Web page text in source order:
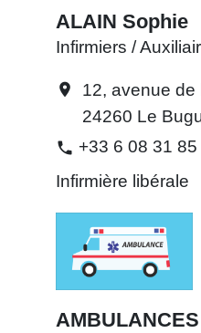
ALAIN Sophie
Infirmiers /
location_on
12, avenue de
24260 Le
phone +33 6 08 31 85
Infirmière libérale